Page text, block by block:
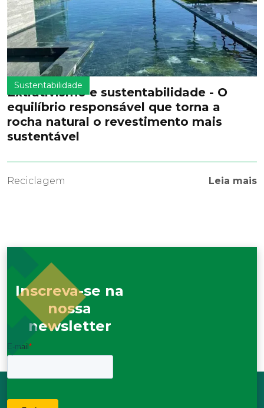
Sustentabilidade
Extrativismo e sustentabilidade - O
equilíbrio responsável que torna a
rocha natural o revestimento mais
sustentável
Reciclagem Leia mais
Inscreva-se na
nossa
newsletter